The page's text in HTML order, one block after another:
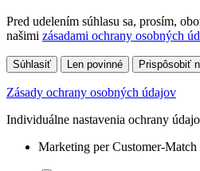
Pred udelením súhlasu sa, prosím,
našimi zásadami ochrany osobných
Súhlasiť Len povinné Prispôsobiť
Zásady ochrany osobných údajov
Individuálne nastavenia ochrany
Marketing per Customer-Match